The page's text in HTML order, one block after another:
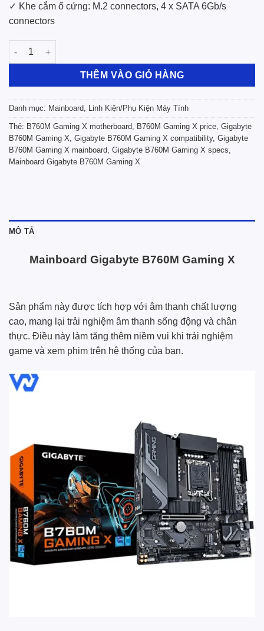
✓ Khe cắm ổ cứng: M.2 connectors, 4 x SATA 6Gb/s
connectors
Mainboard Gigabyte B760M Gaming X số lượng
THÊM VÀO GIỎ HÀNG
Danh mục: Mainboard, Linh Kiện/Phụ Kiện Máy Tính
Thẻ: B760M Gaming X motherboard, B760M Gaming X price, Gigabyte
B760M Gaming X, Gigabyte B760M Gaming X compatibility, Gigabyte
B760M Gaming X mainboard, Gigabyte B760M Gaming X specs,
Mainboard Gigabyte B760M Gaming X
MÔ TẢ
Mainboard Gigabyte B760M Gaming X
Sản phẩm này được tích hợp với âm thanh chất lượng
cao, mang lại trải nghiệm âm thanh sống động và chân
thực. Điều này làm tăng thêm niềm vui khi trải nghiệm
game và xem phim trên hệ thống của bạn.